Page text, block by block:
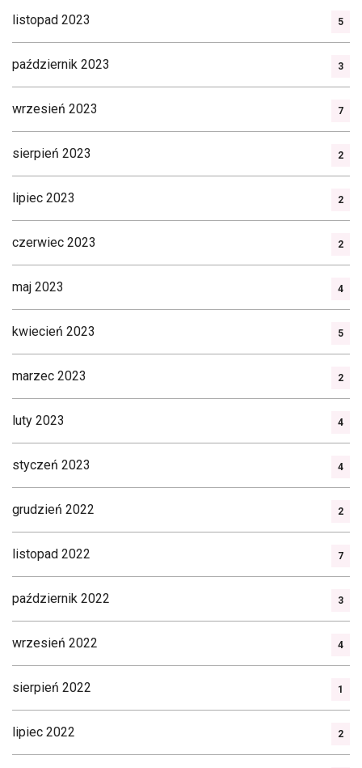
listopad 2023 5
październik 2023 3
wrzesień 2023 7
sierpień 2023 2
lipiec 2023 2
czerwiec 2023 2
maj 2023 4
kwiecień 2023 5
marzec 2023 2
luty 2023 4
styczeń 2023 4
grudzień 2022 2
listopad 2022 7
październik 2022 3
wrzesień 2022 4
sierpień 2022 1
lipiec 2022 2